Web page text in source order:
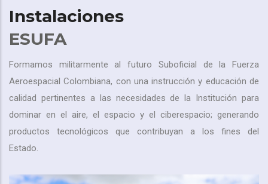
Instalaciones
ESUFA
Formamos militarmente al futuro Suboficial de la Fuerza
Aeroespacial Colombiana, con una instrucción y educación de
calidad pertinentes a las necesidades de la Institución para
dominar en el aire, el espacio y el ciberespacio; generando
productos tecnológicos que contribuyan a los fines del
Estado.